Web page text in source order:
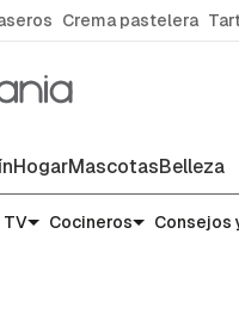
Crema pastelera
HogarMascotasBelleza
TV Cocineros Consejos